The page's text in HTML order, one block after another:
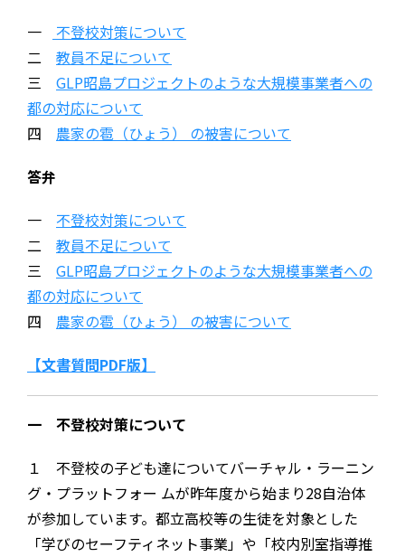
一
不登校対策について
二 教員不足について
三 GLP昭島プロジェクトのような大規模事業者への
都の対応について
四 農家の雹（ひょう） の被害について
答弁
一 不登校対策について
二 教員不足について
三 GLP昭島プロジェクトのような大規模事業者への
都の対応について
四 農家の雹（ひょう） の被害について
【文書質問PDF版】
一 不登校対策について
１ 不登校の子ども達についてバーチャル・ラーニン
グ・プラットフォー ムが昨年度から始まり28自治体
が参加しています。都立高校等の生徒を対象とした
「学びのセーフティネット事業」や「校内別室指導推